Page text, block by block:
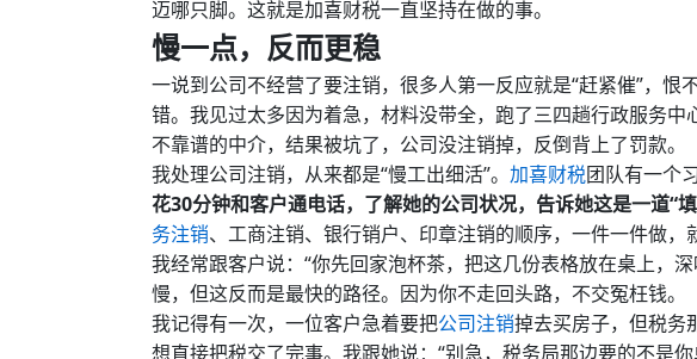
迈哪只脚。这就是加喜财税一直坚持在做的事。
慢一点，反而更稳
一说到公司不经营了要注销，很多人第一反应就是“赶紧催”，恨
错。我见过太多因为着急，材料没带全，跑了三四趟行政服务
不靠谱的中介，结果被坑了，公司没注销掉，反倒背上了罚款。
我处理公司注销，从来都是“慢工出细活”。 加喜财税团队有一个习
花30分钟和客户通电话，了解她的公司状况，告诉她这是一道“
务注销、工商注销、银行销户、印章注销的顺序，一件一件做，
我经常跟客户说：“你先回家泡杯茶，把这几份表格放在桌上，
慢，但这反而是最快的路径。因为你不走回头路，不交冤枉钱。
我记得有一次，一位客户急着要把公司注销掉去买房子，但税务
想直接把税交了完事。我跟她说：“别急，税务局那边要的不是